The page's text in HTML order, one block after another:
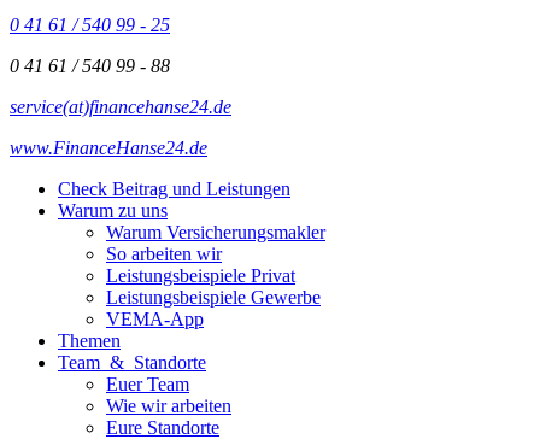
0 41 61 / 540 99 - 25
0 41 61 / 540 99 - 88
service(at)financehanse24.de
www.FinanceHanse24.de
Check Beitrag und Leistungen
Warum zu uns
Warum Versicherungsmakler
So arbeiten wir
Leistungsbeispiele Privat
Leistungsbeispiele Gewerbe
VEMA-App
Themen
Team & Standorte
Euer Team
Wie wir arbeiten
Eure Standorte